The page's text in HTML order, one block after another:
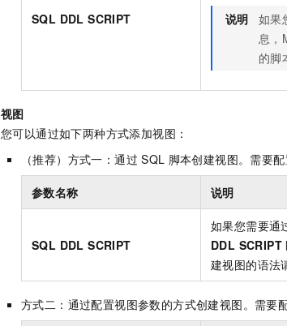
SQL DDL SCRIPT 说明 如果
息，
的脚
视图
您可以通过如下两种方式添加视图：
（推荐）方式一：通过 SQL 脚本创建视图。需要配
参数名称 说明
SQL DDL SCRIPT
如果您需要通
DDL SCRIPT
建视图的语法
方式二：通过配置视图参数的方式创建视图。需要